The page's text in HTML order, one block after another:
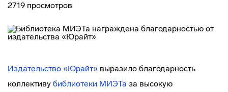
2719 просмотров
Издательство «Юрайт» выразило благодарность
коллективу библиотеки МИЭТа за высокую